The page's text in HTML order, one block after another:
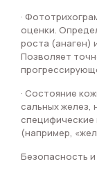
·
оценки.
роста (анаген)
Позволяет
· Состояние
сальных желез,
специфические
(например,
Безопасность